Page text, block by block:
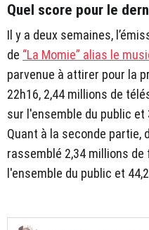
Quel score pour le
Il y a deux semaines,
de “La Momie” alias le
parvenue à attirer pour la
22h16, 2,44 millions de
sur l'ensemble du public et
Quant à la seconde partie,
rassemblé 2,34 millions de
l'ensemble du public et